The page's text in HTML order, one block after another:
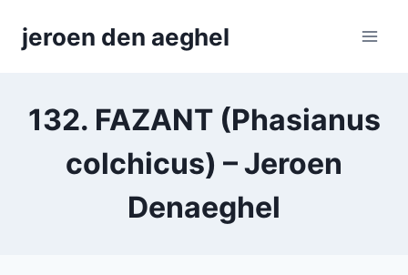
jeroen den aeghel
132. FAZANT (Phasianus
colchicus) – Jeroen
Denaeghel